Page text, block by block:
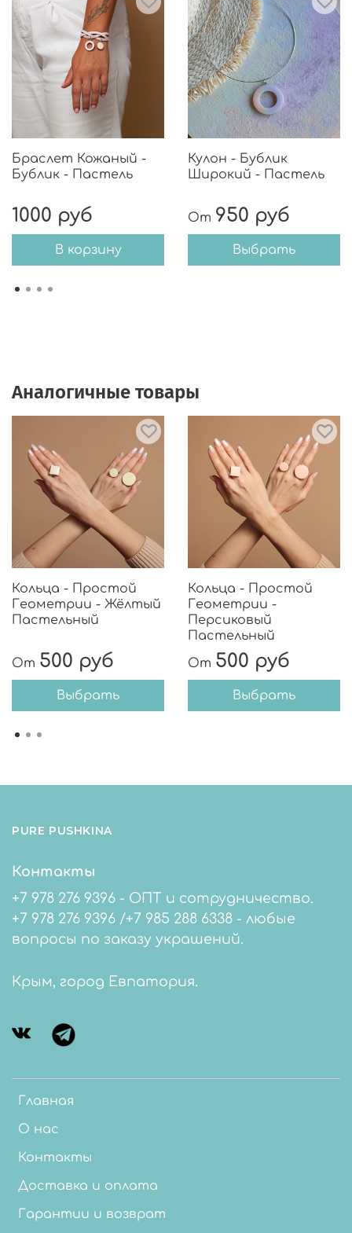
Браслет Кожаный -
Бублик - Пастель
1000 руб
В корзину
Кулон - Бублик
Широкий - Пастель
От 950 руб
Выбрать
Аналогичные товары
Кольца - Простой
Геометрии - Жёлтый
Пастельный
От 500 руб
Выбрать
Кольца - Простой
Геометрии -
Персиковый
Пастельный
От 500 руб
Выбрать
PURE PUSHKINA
Главная
О нас
Контакты
Доставка и оплата
Гарантии и возврат
Контакты
+7 978 276 9396 - ОПТ и сотрудничество.
+7 978 276 9396 /+7 985 288 6338 - любые
вопросы по заказу украшений.
Крым, город Евпатория.